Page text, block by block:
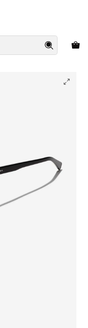
la oferta termine!
de Sol
Gasly HOAS24BBXG